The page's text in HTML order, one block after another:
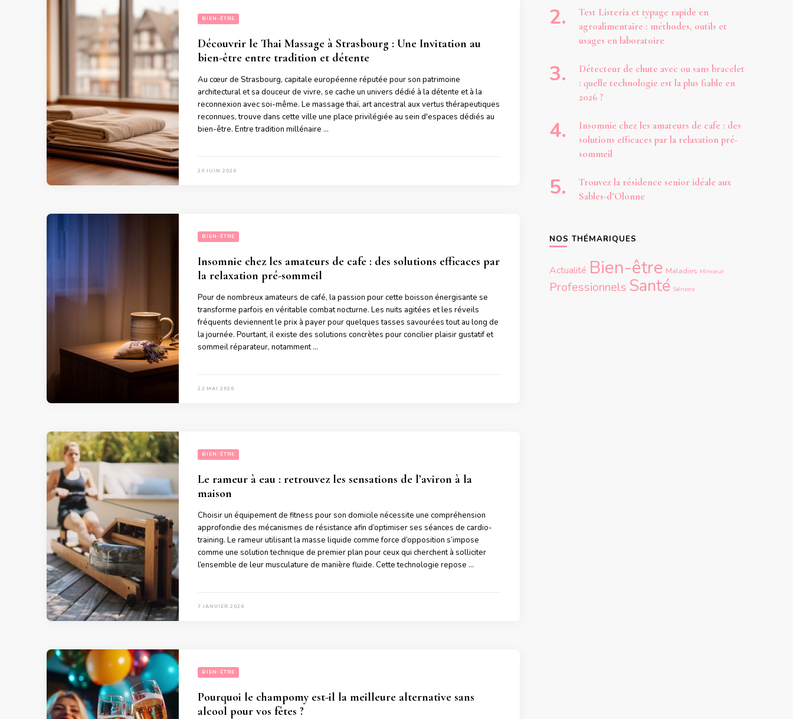
BIEN-ÊTRE
Découvrir le Thai Massage à Strasbourg : Une Invitation au
bien-être entre tradition et détente
Au cœur de Strasbourg, capitale européenne réputée pour son patrimoine
architectural et sa douceur de vivre, se cache un univers dédié à la détente et à la
reconnexion avec soi-même. Le massage thaï, art ancestral aux vertus thérapeutiques
reconnues, trouve dans cette ville une place privilégiée au sein d'espaces dédiés au
bien-être. Entre tradition millénaire …
29 JUIN 2026
BIEN-ÊTRE
Insomnie chez les amateurs de cafe : des solutions efficaces par
la relaxation pré-sommeil
Pour de nombreux amateurs de café, la passion pour cette boisson énergisante se
transforme parfois en véritable combat nocturne. Les nuits agitées et les réveils
fréquents deviennent le prix à payer pour quelques tasses savourées tout au long de
la journée. Pourtant, il existe des solutions concrètes pour concilier plaisir gustatif et
sommeil réparateur, notamment …
23 MAI 2026
BIEN-ÊTRE
Le rameur à eau : retrouvez les sensations de l’aviron à la
maison
Choisir un équipement de fitness pour son domicile nécessite une compréhension
approfondie des mécanismes de résistance afin d’optimiser ses séances de cardio-
training. Le rameur utilisant la masse liquide comme force d’opposition s’impose
comme une solution technique de premier plan pour ceux qui cherchent à solliciter
l’ensemble de leur musculature de manière fluide. Cette technologie repose …
7 JANVIER 2026
BIEN-ÊTRE
Pourquoi le champomy est-il la meilleure alternative sans
alcool pour vos fêtes ?
Test Listeria et typage rapide en
agroalimentaire : méthodes, outils et
usages en laboratoire
Détecteur de chute avec ou sans bracelet
: quelle technologie est la plus fiable en
2026 ?
Insomnie chez les amateurs de cafe : des
solutions efficaces par la relaxation pré-
sommeil
Trouvez la résidence senior idéale aux
Sables-d’Olonne
NOS THÉMARIQUES
Actualité Bien-être Maladies Minceur
Professionnels Santé Séniors